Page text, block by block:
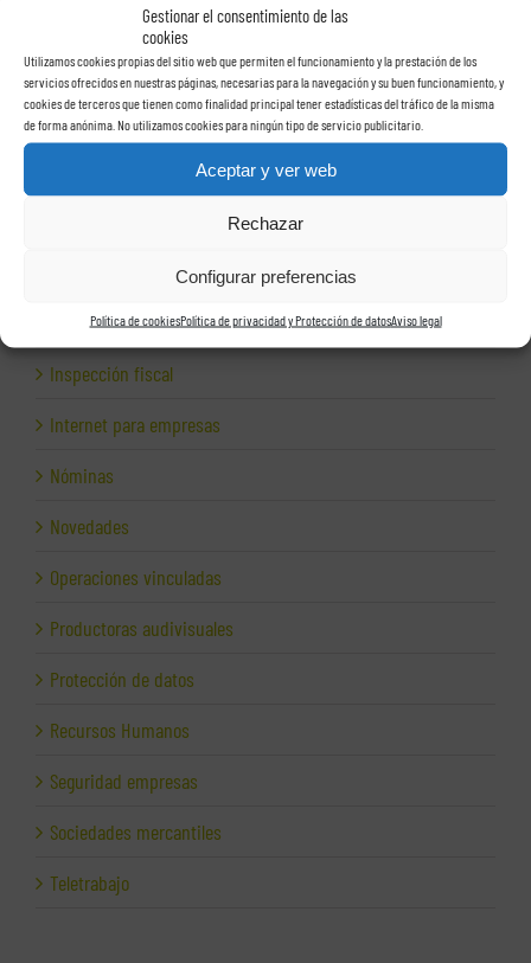
Gestionar el consentimiento de las
cookies
Utilizamos cookies propias del sitio web que permiten el funcionamiento y la prestación de los
servicios ofrecidos en nuestras páginas, necesarias para la navegación y su buen funcionamiento, y
cookies de terceros que tienen como finalidad principal tener estadísticas del tráfico de la misma
de forma anónima. No utilizamos cookies para ningún tipo de servicio publicitario.
Aceptar y ver web
Rechazar
Configurar preferencias
Política de cookiesPolítica de privacidad y Protección de datosAviso legal
Grupos de sociedades
Hacienda
Herramientas para empresas
Inspección de Hacienda
Inspección fiscal
Internet para empresas
Nóminas
Novedades
Operaciones vinculadas
Productoras audivisuales
Protección de datos
Recursos Humanos
Seguridad empresas
Sociedades mercantiles
Teletrabajo